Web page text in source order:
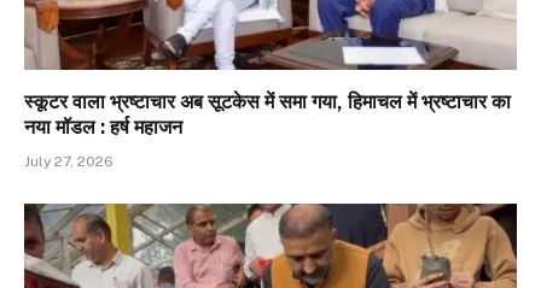
स्कूटर वाला भ्रष्टाचार अब सूटकेस में समा गया, हिमाचल में भ्रष्टाचार का
नया मॉडल : हर्ष महाजन
July 27, 2026